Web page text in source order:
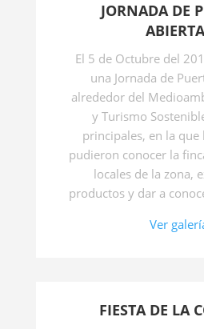
JORNADA DE
El 5 de Octubre del
una Jornada de
alrededor del
y Turismo
principales, en la que
pudieron conocer la
locales de la zona,
productos y dar a
Ver
FIESTA DE LA